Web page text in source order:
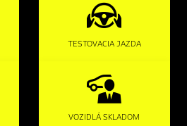
TESTOVACIA JAZDA
VOZIDLÁ SKLADOM